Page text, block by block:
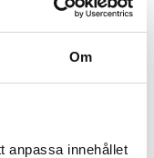
Om
anpassa innehållet